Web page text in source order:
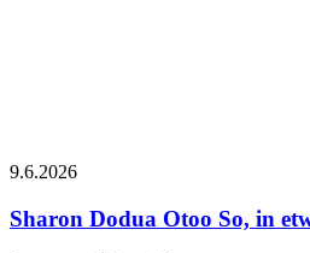
9.6.2026
Sharon Dodua Otoo So, in